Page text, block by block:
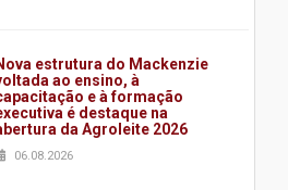
estrutura do Mackenzie
ao ensino, à
e à formação
é destaque na
da Agroleite 2026
06.08.2026